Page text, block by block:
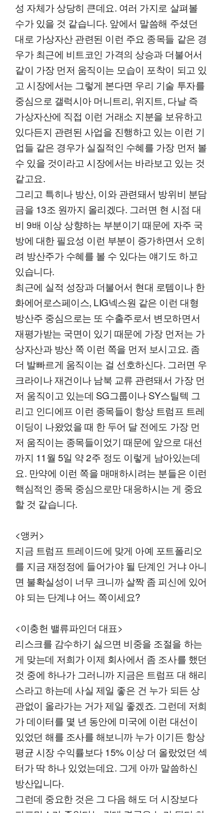
성 자체가 상당히 큰데요. 여러 가지로 살펴볼
수가 있을 것 같습니다. 앞에서 말씀해 주셨던
대로 가상자산 관련된 이런 주요 종목들 같은 경
우가 최근에 비트코인 가격의 상승과 더불어서
같이 가장 먼저 움직이는 모습이 포착이 되고 있
고 시장에서는 그렇게 본다면 우리 기술 투자를
중심으로 갤럭시아 머니트리, 위지트, 다날 즉
가상자산에 직접 이런 거래소 지분을 보유하고
있다든지 관련된 사업을 진행하고 있는 이런 기
업들 같은 경우가 실질적인 수혜를 가장 먼저 볼
수 있을 것이라고 시장에서는 바라보고 있는 것
같고요.
그리고 특히나 방산, 이와 관련돼서 방위비 분담
금을 13조 원까지 올리겠다. 그러면 현 시점 대
비 9배 이상 상향하는 부분이기 때문에 자주 국
방에 대한 필요성 이런 부분이 증가하면서 오히
려 방산주가 수혜를 볼 수 있다는 얘기도 하고
있습니다.
최근에 실적 성장과 더불어서 현대 로템이나 한
화에어로스페이스, LIG넥스원 같은 이런 대형
방산주 중심으로는 또 수출주로서 변모하면서
재평가받는 국면이 있기 때문에 가장 먼저는 가
상자산과 방산 쪽 이런 쪽을 먼저 보시고요. 좀
더 발빠르게 움직이는 걸 선호하신다. 그러면 우
크라이나 재건이나 남북 교류 관련돼서 가장 먼
저 움직이고 있는데 SG그룹이나 SY스틸텍 그
리고 인디에프 이런 종목들이 항상 트럼프 트레
이딩이 나왔었을 때 한 두어 달 전에도 가장 먼
저 움직이는 종목들이었기 때문에 앞으로 대선
까지 11월 5일 약 2주 정도 이렇게 남아있는데
요. 만약에 이런 쪽을 매매하시려는 분들은 이런
핵심적인 종목 중심으로만 대응하시는 게 중요
할 것 같습니다.
<앵커>
지금 트럼프 트레이드에 맞게 아예 포트폴리오
를 지금 재정정에 들어가야 될 단계인 거냐 아니
면 불확실성이 너무 크니까 살짝 좀 피신에 있어
야 되는 단계냐 어느 쪽이세요?
<이충헌 밸류파인더 대표>
리스크를 감수하기 싫으면 비중을 조절을 하는
게 맞는데 저희가 이제 회사에서 좀 조사를 했던
것 중에 하나가 그러니까 지금은 트럼프 대 해리
스라고 하는데 사실 제일 좋은 건 누가 되든 상
관없이 올라가는 거가 제일 좋겠죠. 그런데 저희
가 데이터를 몇 년 동안에 미국에 이런 대선이
있었던 해를 조사를 해보니까 누가 이기든 항상
평균 시장 수익률보다 15% 이상 더 올랐었던 섹
터가 딱 하나 있었는데요. 그게 아까 말씀하신
방산입니다.
그런데 중요한 것은 그 다음 해도 더 시장보다